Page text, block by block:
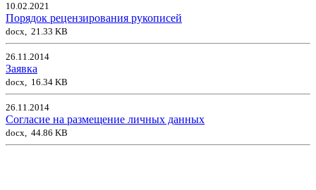
10.02.2021
Порядок рецензирования рукописей
docx, 21.33 KB
26.11.2014
Заявка
docx, 16.34 KB
26.11.2014
Согласие на размещение личных данных
docx, 44.86 KB